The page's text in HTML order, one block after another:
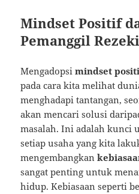
Mindset Positif
Pemanggil Rezeki
Mengadopsimindset
pada cara kita melihat
menghadapi tantangan,
akan mencari solusi
masalah. Ini adalah kunci
setiap usaha yang kita
mengembangkan
sangat penting untuk
hidup. Kebiasaan seperti